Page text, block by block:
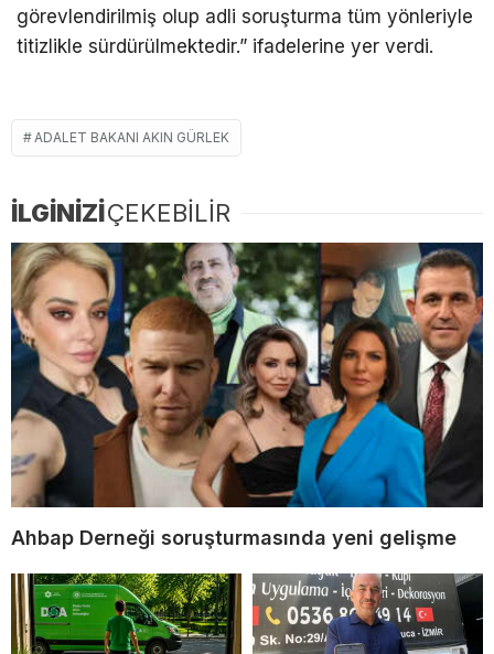
görevlendirilmiş olup adli soruşturma tüm yönleriyle
titizlikle sürdürülmektedir.” ifadelerine yer verdi.
ADALET BAKANI AKIN GÜRLEK
İLGİNİZİÇEKEBİLİR
Ahbap Derneği soruşturmasında yeni gelişme